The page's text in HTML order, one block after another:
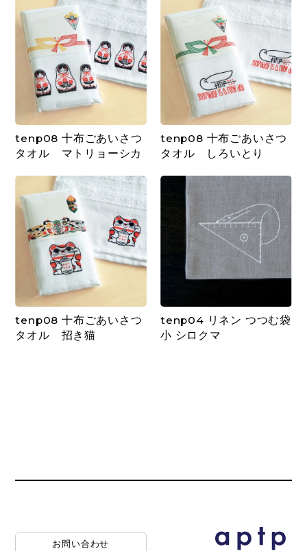
tenp08 十布ごあいさつ
タオル マトリョーシカ
tenp08 十布ごあいさつ
タオル しろいとり
tenp08 十布ごあいさつ
タオル 招き猫
tenp04 リネン つつむ袋
小 シロクマ
お問い合わせ